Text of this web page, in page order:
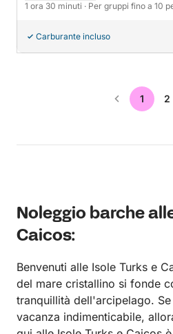
1 ora 30 minuti · Per gruppi fino a 10
Carburante incluso
1 2
Noleggio barche
Caicos:
Benvenuti alle Isole Turks e
del mare cristallino si fonde
tranquillità dell'arcipelago.
vacanza indimenticabile,